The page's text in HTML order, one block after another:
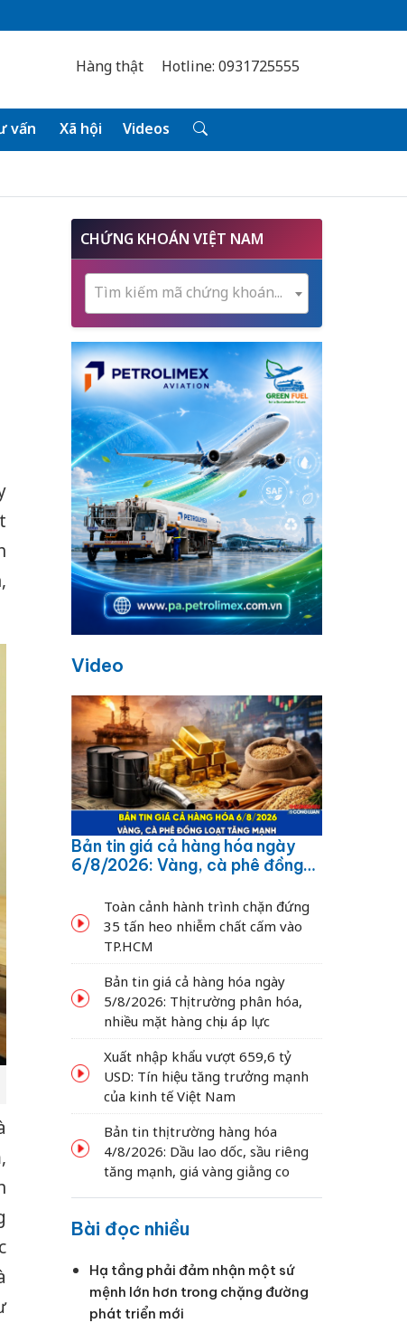
Hàng thật Hotline: 0931725555
vấn Xã hội Videos
CHỨNG KHOÁN VIỆT NAM
Tìm kiếm mã chứng khoán...
Video
Bản tin giá cả hàng hóa ngày
6/8/2026: Vàng, cà phê đồng
Toàn cảnh hành trình chặn đứng
35 tấn heo nhiễm chất cấm vào
TP.HCM
Bản tin giá cả hàng hóa ngày
5/8/2026: Thị trường phân hóa,
nhiều mặt hàng chịu áp lực
Xuất nhập khẩu vượt 659,6 tỷ
USD: Tín hiệu tăng trưởng mạnh
của kinh tế Việt Nam
Bản tin thị trường hàng hóa
4/8/2026: Dầu lao dốc, sầu riêng
tăng mạnh, giá vàng giằng co
Bài đọc nhiều
Hạ tầng phải đảm nhận một sứ
mệnh lớn hơn trong chặng đường
phát triển mới